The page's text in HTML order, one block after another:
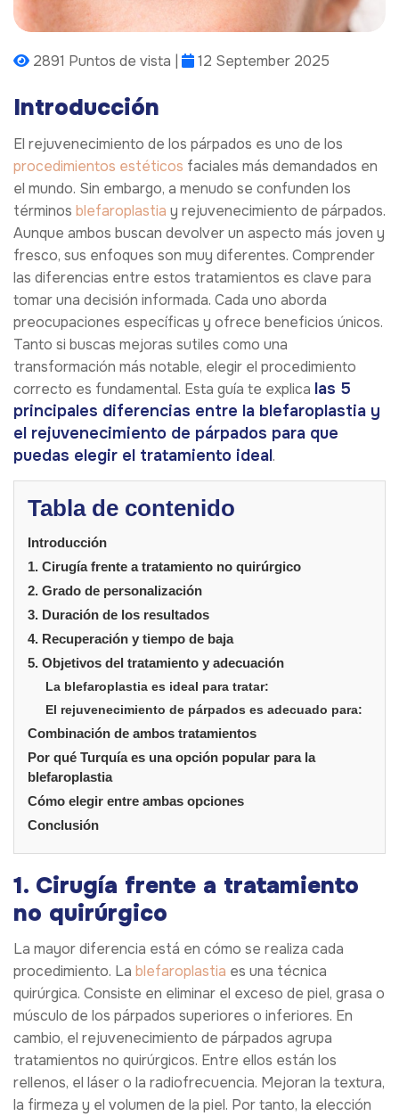
2891 Puntos de vista | 12 September 2025
Introducción
El rejuvenecimiento de los párpados es uno de los
procedimientos estéticos faciales más demandados en
el mundo. Sin embargo, a menudo se confunden los
términos blefaroplastia y rejuvenecimiento de párpados.
Aunque ambos buscan devolver un aspecto más joven y
fresco, sus enfoques son muy diferentes. Comprender
las diferencias entre estos tratamientos es clave para
tomar una decisión informada. Cada uno aborda
preocupaciones específicas y ofrece beneficios únicos.
Tanto si buscas mejoras sutiles como una
transformación más notable, elegir el procedimiento
correcto es fundamental. Esta guía te explica las 5
principales diferencias entre la blefaroplastia y
el rejuvenecimiento de párpados para que
puedas elegir el tratamiento ideal.
Tabla de contenido
Introducción
1. Cirugía frente a tratamiento no quirúrgico
2. Grado de personalización
3. Duración de los resultados
4. Recuperación y tiempo de baja
5. Objetivos del tratamiento y adecuación
La blefaroplastia es ideal para tratar:
El rejuvenecimiento de párpados es adecuado para:
Combinación de ambos tratamientos
Por qué Turquía es una opción popular para la
blefaroplastia
Cómo elegir entre ambas opciones
Conclusión
1. Cirugía frente a tratamiento
no quirúrgico
La mayor diferencia está en cómo se realiza cada
procedimiento. La blefaroplastia es una técnica
quirúrgica. Consiste en eliminar el exceso de piel, grasa o
músculo de los párpados superiores o inferiores. En
cambio, el rejuvenecimiento de párpados agrupa
tratamientos no quirúrgicos. Entre ellos están los
rellenos, el láser o la radiofrecuencia. Mejoran la textura,
la firmeza y el volumen de la piel. Por tanto, la elección